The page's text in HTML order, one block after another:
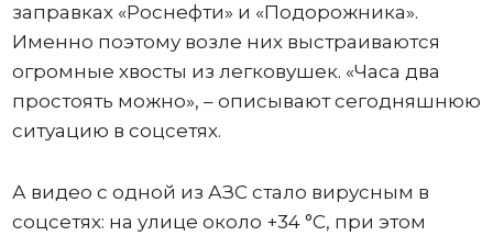
заправках «Роснефти» и «Подорожника».
Именно поэтому возле них выстраиваются
огромные хвосты из легковушек. «Часа два
простоять можно», – описывают сегодняшнюю
ситуацию в соцсетях.
А видео с одной из АЗС стало вирусным в
соцсетях: на улице около +34 °C, при этом